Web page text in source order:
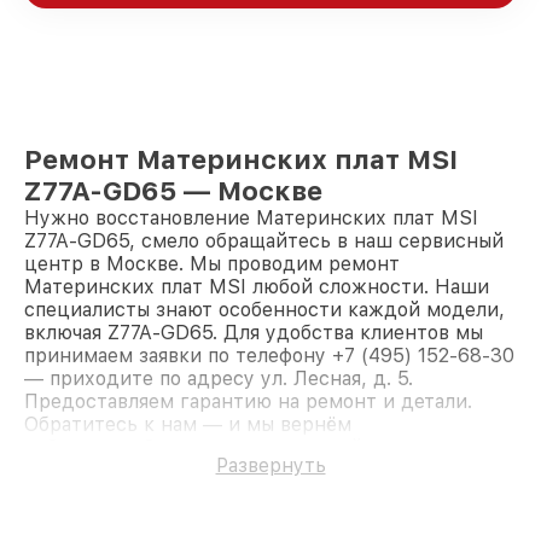
Ремонт Материнских плат MSI
Z77A-GD65 — Москве
Нужно восстановление Материнских плат MSI
Z77A-GD65, смело обращайтесь в наш сервисный
центр в Москве. Мы проводим ремонт
Материнских плат MSI любой сложности. Наши
специалисты знают особенности каждой модели,
включая Z77A-GD65. Для удобства клиентов мы
принимаем заявки по телефону +7 (495) 152-68-30
— приходите по адресу ул. Лесная, д. 5.
Предоставляем гарантию на ремонт и детали.
Обратитесь к нам — и мы вернём
Развернуть